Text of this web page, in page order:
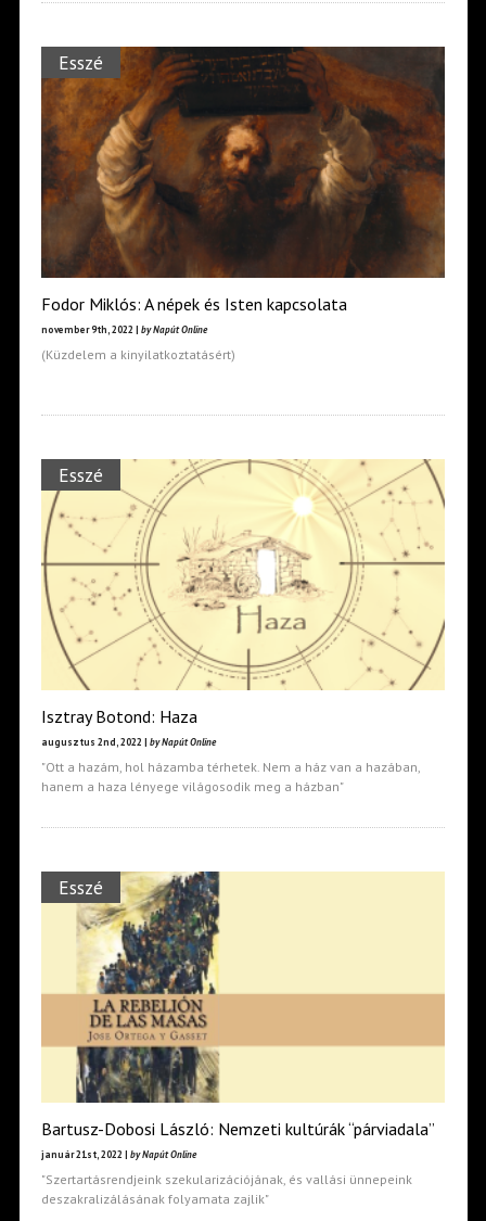
Esszé
Fodor Miklós: A népek és Isten kapcsolata
november 9th, 2022 | by Napút Online
(Küzdelem a kinyilatkoztatásért)
Esszé
Isztray Botond: Haza
augusztus 2nd, 2022 | by Napút Online
"Ott a hazám, hol házamba térhetek. Nem a ház van a hazában,
hanem a haza lényege világosodik meg a házban"
Esszé
Bartusz-Dobosi László: Nemzeti kultúrák “párviadala”
január 21st, 2022 | by Napút Online
"Szertartásrendjeink szekularizációjának, és vallási ünnepeink
deszakralizálásának folyamata zajlik"